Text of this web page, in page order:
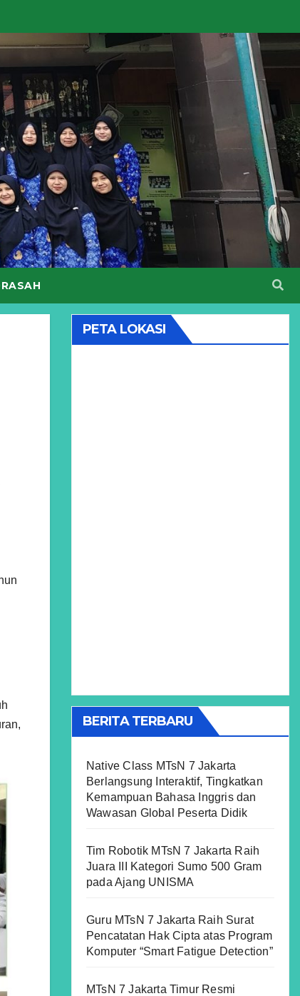
PETA LOKASI
BERITA TERBARU
Native Class MTsN 7 Jakarta
Berlangsung Interaktif, Tingkatkan
Kemampuan Bahasa Inggris dan
Wawasan Global Peserta Didik
Tim Robotik MTsN 7 Jakarta Raih
Juara III Kategori Sumo 500 Gram
pada Ajang UNISMA
Guru MTsN 7 Jakarta Raih Surat
Pencatatan Hak Cipta atas Program
Komputer “Smart Fatigue Detection”
MTsN 7 Jakarta Timur Resmi